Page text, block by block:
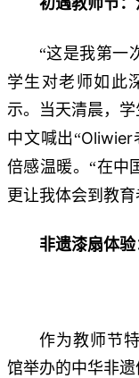
“这是我第一
学生对老师如此
示。当天清晨，
中文喊出“Oliwier
倍感温暖。“在中
更让我体会到教育
非遗漆扇体
作为教师节
馆举办的中华非